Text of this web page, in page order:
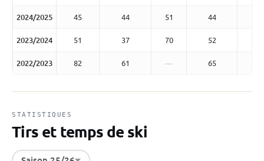
2024/2025 45 44 51 44
2023/2024 51 37 70 52
2022/2023 82 61 — 65
STATISTIQUES
Tirs et temps de ski